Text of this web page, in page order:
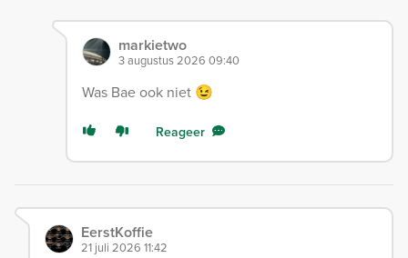
markietwo
3 augustus 2026 09:40
Was Bae ook niet 😉
Reageer
EerstKoffie
21 juli 2026 11:42